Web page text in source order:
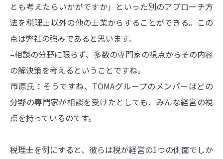
とも考えたらいかがですか」といった別のアプローチ方
法を税理士以外の他の士業からすることができる。この
点は弊社の強みであると思います。
–相談の分野に限らず、多数の専門家の視点からその内容
の解決策を考えるということですね。
市原氏：そうですね、TOMAグループのメンバーはどの
分野の専門家が相談を受けたとしても、みんな経営の視
点を持っているのです。
税理士を例にすると、彼らは税が経営の1つの側面でしか